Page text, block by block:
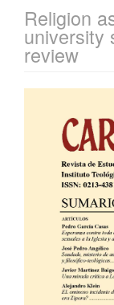
Religion
university
review